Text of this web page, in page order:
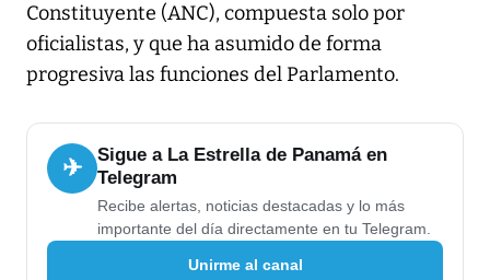
Constituyente (ANC), compuesta solo por
oficialistas, y que ha asumido de forma
progresiva las funciones del Parlamento.
✈
Sigue a La Estrella de Panamá en
Telegram
Recibe alertas, noticias destacadas y lo más
importante del día directamente en tu Telegram.
Unirme al canal